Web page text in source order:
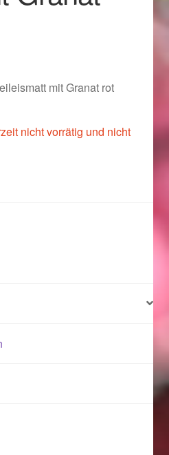
zu Fasching & Co.
Fasching & Co.
zu Fasching & Co.
Halloween
Halloween 2021
Halloween 2022
mit Granat rot
nicht vorrätig und nicht